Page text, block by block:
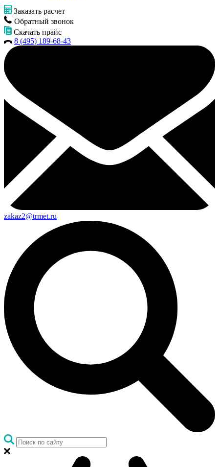
Заказать расчет
Обратный звонок
Скачать прайс
8 (495) 189-68-43
zakaz2@trmet.ru